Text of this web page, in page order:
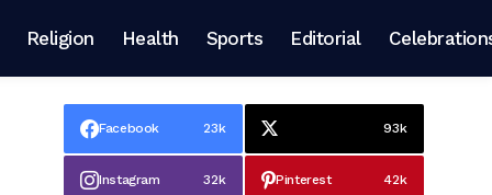
Religion Health Sports Editorial
Facebook 23k 93k
Instagram 32k Pinterest 42k